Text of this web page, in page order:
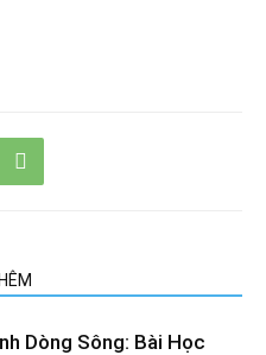
Dòng Sông: Bài Học